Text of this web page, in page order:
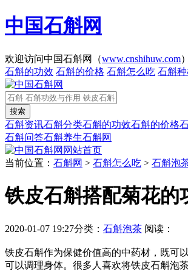
中国石斛网
欢迎访问中国石斛网（www.cnshihuw.com）
石斛的功效 石斛的价格 石斛怎么吃 石斛
石斛资讯石斛分类石斛的功效石斛的价格
石斛问答石斛养生石斛网
网站首页
当前位置： 石斛网 > 石斛怎么吃 > 石斛泡
铁皮石斛搭配菊花的
2020-01-07 19:27分类： 石斛泡茶 阅读：
铁皮石斛作为保健价值高的中药材，既可
可以调理身体。很多人喜欢将铁皮石斛泡